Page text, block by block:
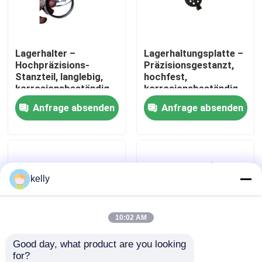
Über uns
Fabrik-Ausflug
Treten Sie mit uns in Verbindung
Fälle
Lagerhalter –
Hochpräzisions-
Stanzteil, langlebig,
korrosionsbeständig,
anpassbar
Anfrage absenden
Lagerhaltungsplatte –
Präzisionsgestanzt,
hochfest,
korrosionsbeständig,
kundenspezifisch OEM
Anfrage absenden
Metall-Anti-
kelly
10:02 AM
Good day, what product are you looking
for?